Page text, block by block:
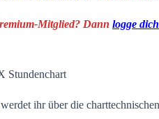
Mitglied? Dann logge
Stundenchart
werdet ihr über die